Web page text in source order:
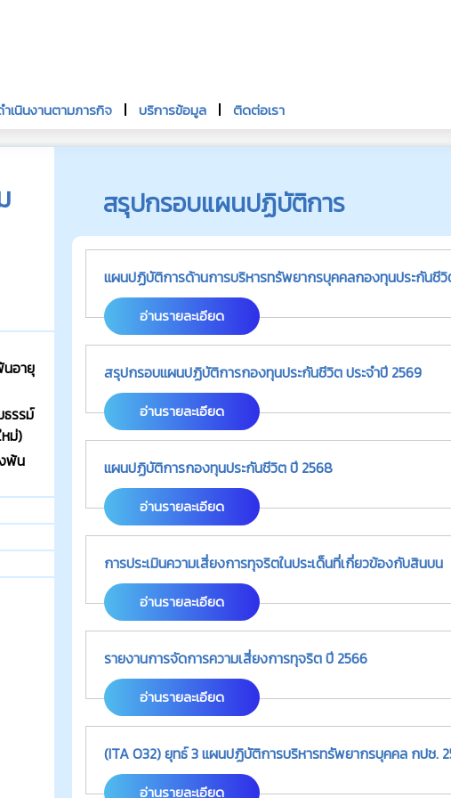
เนินงานตามภารกิจ บริการข้อมูล ติดต่อเรา
นอายุ
รรม์
ม่)
พ้น
สรุปกรอบแผนปฏิบัติการ
อ่านรายละเอียด
สรุปกรอบแผนปฏิบัติการกองทุนประกันชีวิต ประจำปี 2569
อ่านรายละเอียด
แผนปฏิบัติการกองทุนประกันชีวิต ปี 2568
อ่านรายละเอียด
การประเมินความเสี่ยงการทุจริตในประเด็นที่เกี่ยวข้องกับสินบน
อ่านรายละเอียด
รายงานการจัดการความเสี่ยงการทุจริต ปี 2566
อ่านรายละเอียด
(ITA O32) ยุทธ์ 3 แผนปฏิบัติการบริหารทรัพยากรบุคคล กปช.
อ่านรายละเอียด